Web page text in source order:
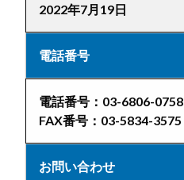
2022年7月19日
電話番号
電話番号：03-6806-0758
FAX番号：03-5834-3575
お問い合わせ